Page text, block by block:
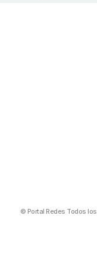
© Portal Redes Todos